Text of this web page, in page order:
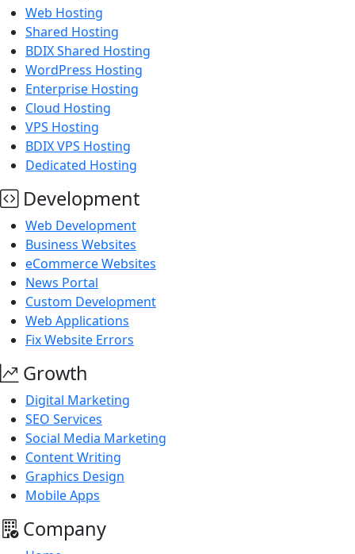
Web Hosting
Shared Hosting
BDIX Shared Hosting
WordPress Hosting
Enterprise Hosting
Cloud Hosting
VPS Hosting
BDIX VPS Hosting
Dedicated Hosting
Development
Web Development
Business Websites
eCommerce Websites
News Portal
Custom Development
Web Applications
Fix Website Errors
Growth
Digital Marketing
SEO Services
Social Media Marketing
Content Writing
Graphics Design
Mobile Apps
Company